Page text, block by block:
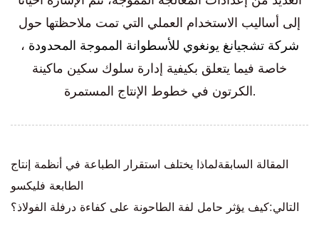
إلى أساليب الاستخدام العملي التي تمت ملاحظتها حول
شركة تشجيانغ يونغوي للأسطوانة المموجة المحدودة ،
خاصة فيما يتعلق بكيفية إدارة سلوك سكين ماكينة
الكرتون في خطوط الإنتاج المستمرة.
المقالة السابقةلماذا يختلف استقرار الطباعة في أنظمة إنتاج
الطابعة فليكسو
التالي:كيف يؤثر حامل لفة الطاحونة على كفاءة درفلة الفولاذ؟